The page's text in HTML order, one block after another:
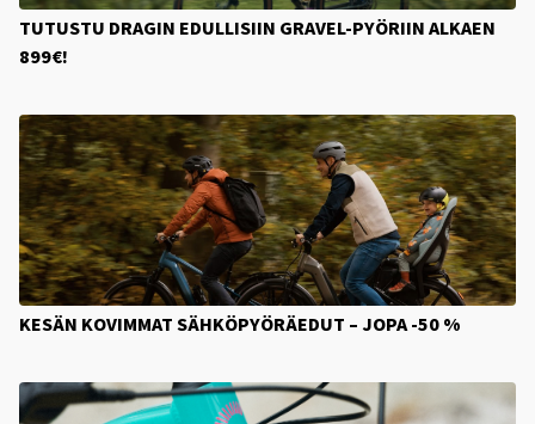
TUTUSTU DRAGIN EDULLISIIN GRAVEL-PYÖRIIN ALKAEN
899€!
KESÄN KOVIMMAT SÄHKÖPYÖRÄEDUT – JOPA -50 %